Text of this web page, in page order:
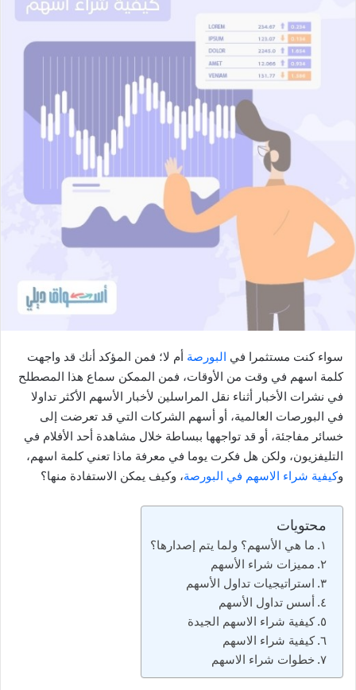
ب
ر
ي
د
ل
سواء كنت مستثمرا في البورصة أم لا؛ فمن المؤكد أنك قد واجهت
كلمة اسهم في وقت من الأوقات، فمن الممكن سماع هذا المصطلح
في نشرات الأخبار أثناء نقل المراسلين لأخبار الأسهم الأكثر تداولا
في البورصات العالمية، أو أسهم الشركات التي قد تعرضت إلى
خسائر مفاجئة، أو قد تواجهها ببساطة خلال مشاهدة أحد الأفلام في
التليفزيون، ولكن هل فكرت يوما في معرفة ماذا تعني كلمة اسهم،
وكيفية شراء الاسهم في البورصة، وكيف يمكن الاستفادة منها؟
محتويات
ما هي الأسهم؟ ولما يتم إصدارها؟
مميزات شراء الأسهم
استراتيجيات تداول الأسهم
أسس تداول الأسهم
كيفية شراء الاسهم الجيدة
كيفية شراء الاسهم
خطوات شراء الاسهم